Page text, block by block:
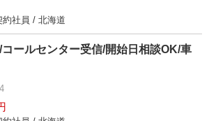
社員 / 北海道
ールセンター受信/開始日相談OK/車